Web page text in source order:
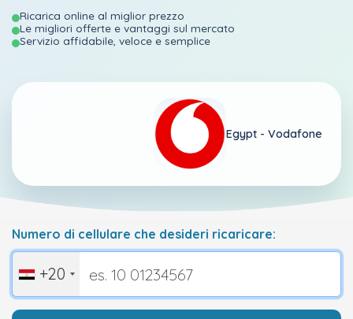
Ricarica online al miglior prezzo
Le migliori offerte e vantaggi sul mercato
Servizio affidabile, veloce e semplice
Egypt - Vodafone
Numero di cellulare che desideri ricaricare:
+20